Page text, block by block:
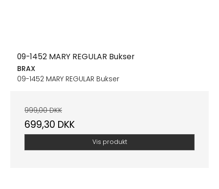
09-1452 MARY REGULAR Bukser
BRAX
09-1452 MARY REGULAR Bukser
999,00 DKK
699,30 DKK
Vis produkt